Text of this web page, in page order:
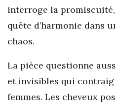
interroge la
quête d’harmonie dans
chaos.
La pièce questionne
et invisibles qui
femmes. Les cheveux